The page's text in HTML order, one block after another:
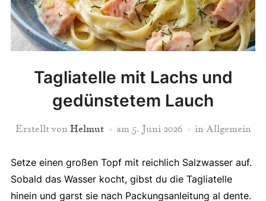
Tagliatelle mit Lachs und
gedünstetem Lauch
Erstellt von Helmut am 5. Juni 2026 in Allgemein
Setze einen großen Topf mit reichlich Salzwasser auf.
Sobald das Wasser kocht, gibst du die Tagliatelle
hinein und garst sie nach Packungsanleitung al dente.